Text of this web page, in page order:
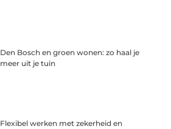
Den Bosch en groen wonen: zo haal je
meer uit je tuin
Flexibel werken met zekerheid en